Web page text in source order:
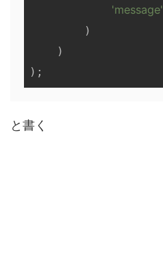
'message'
        )
    )
と書く